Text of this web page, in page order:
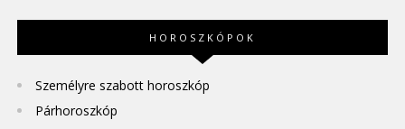
HOROSZKÓPOK
Személyre szabott horoszkóp
Párhoroszkóp